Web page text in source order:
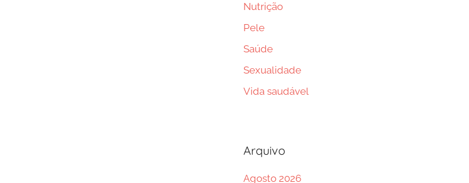
Nutrição
Pele
Saúde
Sexualidade
Vida saudável
Arquivo
Agosto 2026